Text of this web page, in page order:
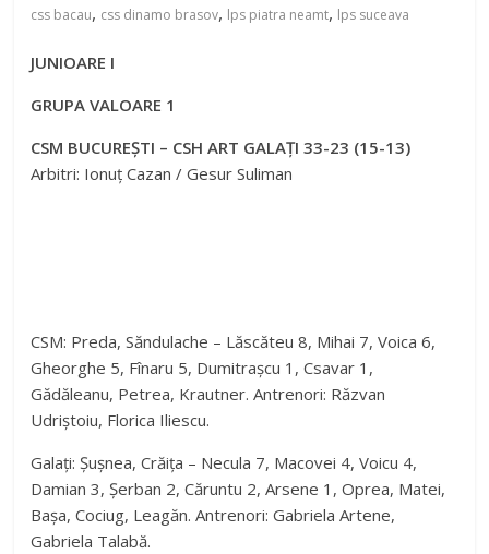
css bacau, css dinamo brasov, lps piatra neamt, lps suceava
JUNIOARE I
GRUPA VALOARE 1
CSM BUCUREȘTI – CSH ART GALAȚI 33-23 (15-13)
Arbitri: Ionuț Cazan / Gesur Suliman
CSM: Preda, Săndulache – Lăscăteu 8, Mihai 7, Voica 6,
Gheorghe 5, Fînaru 5, Dumitrașcu 1, Csavar 1,
Gădăleanu, Petrea, Krautner. Antrenori: Răzvan
Udriștoiu, Florica Iliescu.
Galați: Șușnea, Crăița – Necula 7, Macovei 4, Voicu 4,
Damian 3, Șerban 2, Căruntu 2, Arsene 1, Oprea, Matei,
Bașa, Cociug, Leagăn. Antrenori: Gabriela Artene,
Gabriela Talabă.